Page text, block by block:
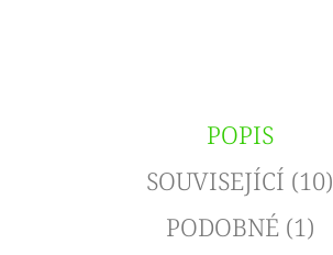
POPIS
SOUVISEJÍCÍ (10)
PODOBNÉ (1)